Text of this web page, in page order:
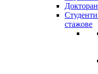
Студенти
стажове